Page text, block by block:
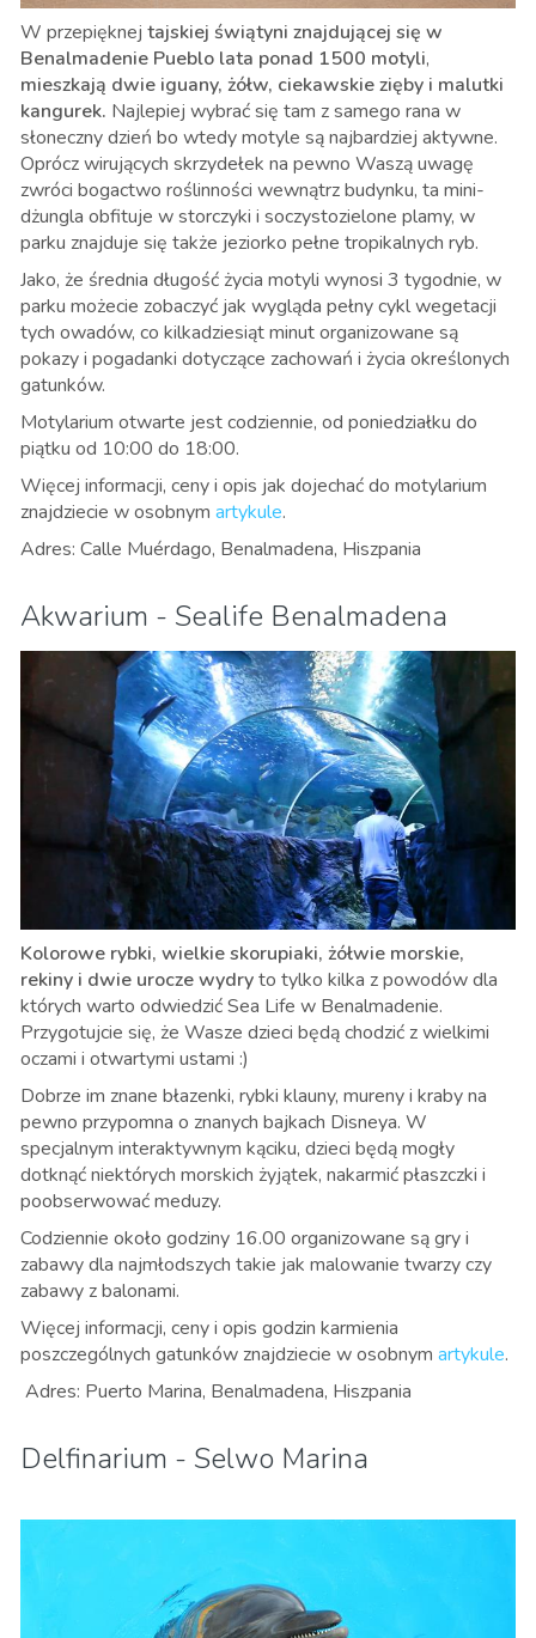
W przepięknej tajskiej świątyni znajdującej się w
Benalmadenie Pueblo lata ponad 1500 motyli,
mieszkają dwie iguany, żółw, ciekawskie zięby i malutki
kangurek. Najlepiej wybrać się tam z samego rana w
słoneczny dzień bo wtedy motyle są najbardziej aktywne.
Oprócz wirujących skrzydełek na pewno Waszą uwagę
zwróci bogactwo roślinności wewnątrz budynku, ta mini-
dżungla obfituje w storczyki i soczystozielone plamy, w
parku znajduje się także jeziorko pełne tropikalnych ryb.
Jako, że średnia długość życia motyli wynosi 3 tygodnie, w
parku możecie zobaczyć jak wygląda pełny cykl wegetacji
tych owadów, co kilkadziesiąt minut organizowane są
pokazy i pogadanki dotyczące zachowań i życia określonych
gatunków.
Motylarium otwarte jest codziennie, od poniedziałku do
piątku od 10:00 do 18:00.
Więcej informacji, ceny i opis jak dojechać do motylarium
znajdziecie w osobnym artykule.
Adres: Calle Muérdago, Benalmadena, Hiszpania
Akwarium - Sealife Benalmadena
Kolorowe rybki, wielkie skorupiaki, żółwie morskie,
rekiny i dwie urocze wydryto tylko kilka z powodów dla
których warto odwiedzić Sea Life w Benalmadenie.
Przygotujcie się, że Wasze dzieci będą chodzić z wielkimi
oczami i otwartymi ustami :)
Dobrze im znane błazenki, rybki klauny, mureny i kraby na
pewno przypomna o znanych bajkach Disneya. W
specjalnym interaktywnym kąciku, dzieci będą mogły
dotknąć niektórych morskich żyjątek, nakarmić płaszczki i
poobserwować meduzy.
Codziennie około godziny 16.00 organizowane są gry i
zabawy dla najmłodszych takie jak malowanie twarzy czy
zabawy z balonami.
Więcej informacji, ceny i opis godzin karmienia
poszczególnych gatunków znajdziecie w osobnym artykule.
Adres: Puerto Marina, Benalmadena, Hiszpania
Delfinarium - Selwo Marina